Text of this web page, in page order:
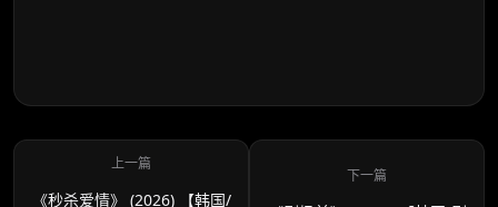
《秒杀爱情》 (2026) 【韩国/